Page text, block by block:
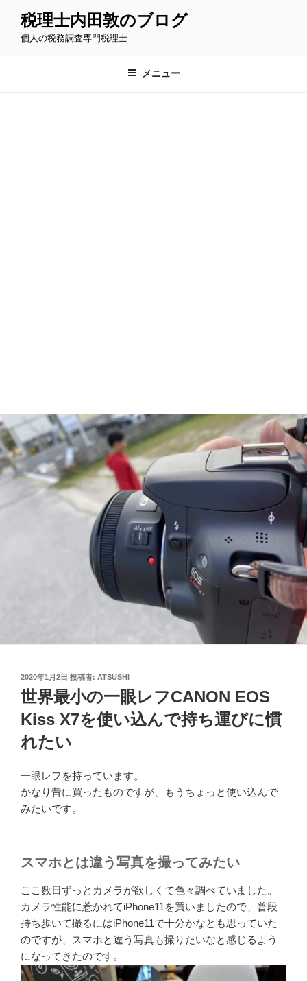
税理士内田敦のブログ
個人の税務調査専門税理士
メニュー
投
稿
日:
2020年1月2日 投稿者: ATSUSHI
世界最小の一眼レフCANON EOS
Kiss X7を使い込んで持ち運びに慣
れたい
一眼レフを持っています。
かなり昔に買ったものですが、もうちょっと使い込んで
みたいです。
スマホとは違う写真を撮ってみたい
ここ数日ずっとカメラが欲しくて色々調べていました。
カメラ性能に惹かれてiPhone11を買いましたので、普段
持ち歩いて撮るにはiPhone11で十分かなとも思っていた
のですが、スマホと違う写真も撮りたいなと感じるよう
になってきたのです。